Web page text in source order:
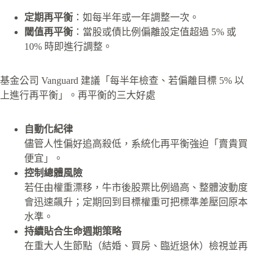
定期再平衡 ：如每半年或一年調整一次。
閾值再平衡 ：當股或債比例偏離設定值超過 5% 或
10% 時即進行調整。
基金公司 Vanguard 建議「每半年檢查、若偏離目標 5% 以
上進行再平衡」。再平衡的三大好處
自動化紀律
儘管人性偏好追高殺低，系統化再平衡強迫「賣貴買
便宜」。
控制總體風險
若任由權重漂移，牛市後股票比例過高、整體波動度
會迅速飆升；定期回到目標權重可把標準差壓回原本
水準。
持續貼合生命週期策略
在重大人生節點（結婚、買房、臨近退休）檢視並再